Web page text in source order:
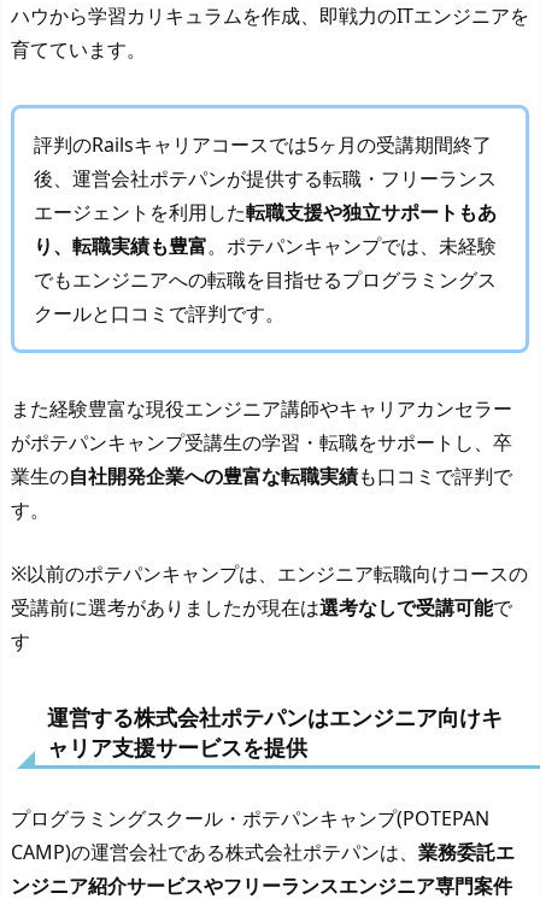
ハウから学習カリキュラムを作成、即戦力のITエンジニアを
育てています。
評判のRailsキャリアコースでは5ヶ月の受講期間終了
後、運営会社ポテパンが提供する転職・フリーランス
エージェントを利用した転職支援や独立サポートもあ
り、転職実績も豊富。ポテパンキャンプでは、未経験
でもエンジニアへの転職を目指せるプログラミングス
クールと口コミで評判です。
また経験豊富な現役エンジニア講師やキャリアカンセラー
がポテパンキャンプ受講生の学習・転職をサポートし、卒
業生の自社開発企業への豊富な転職実績も口コミで評判で
す。
※以前のポテパンキャンプは、エンジニア転職向けコースの
受講前に選考がありましたが現在は選考なしで受講可能で
す
運営する株式会社ポテパンはエンジニア向けキ
ャリア支援サービスを提供
プログラミングスクール・ポテパンキャンプ(POTEPAN
CAMP)の運営会社である株式会社ポテパンは、 業務委託エ
ンジニア紹介サービスやフリーランスエンジニア専門案件